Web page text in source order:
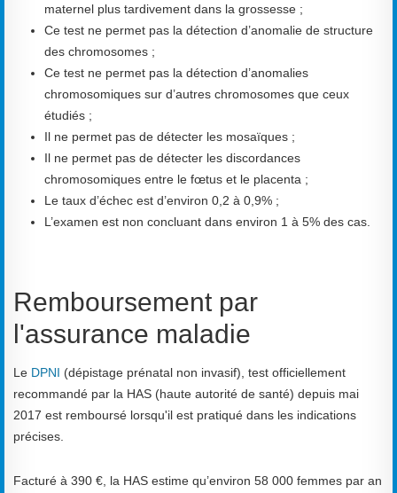
maternel plus tardivement dans la grossesse ;
Ce test ne permet pas la détection d’anomalie de structure
des chromosomes ;
Ce test ne permet pas la détection d’anomalies
chromosomiques sur d’autres chromosomes que ceux
étudiés ;
Il ne permet pas de détecter les mosaïques ;
Il ne permet pas de détecter les discordances
chromosomiques entre le fœtus et le placenta ;
Le taux d’échec est d’environ 0,2 à 0,9% ;
L’examen est non concluant dans environ 1 à 5% des cas.
Remboursement par
l'assurance maladie
Le DPNI (dépistage prénatal non invasif), test officiellement
recommandé par la HAS (haute autorité de santé) depuis mai
2017 est remboursé lorsqu'il est pratiqué dans les indications
précises.
Facturé à 390 €, la HAS estime qu’environ 58 000 femmes par an